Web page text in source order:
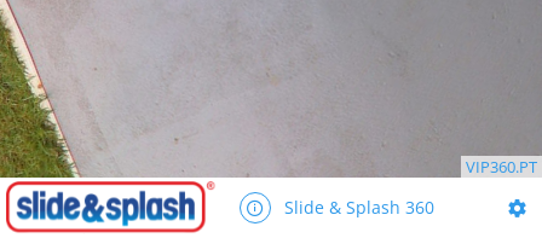
VIP360.PT
Slide & Splash 360